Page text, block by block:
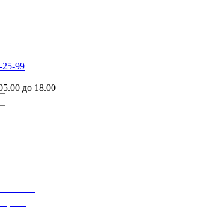
25-99
до 18.00